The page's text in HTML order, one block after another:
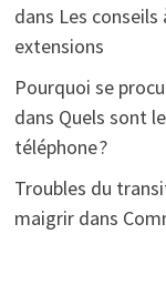
dans Les
extensions
Pourquoi se
dans Quels sont
téléphone ?
Troubles du
maigrirdans